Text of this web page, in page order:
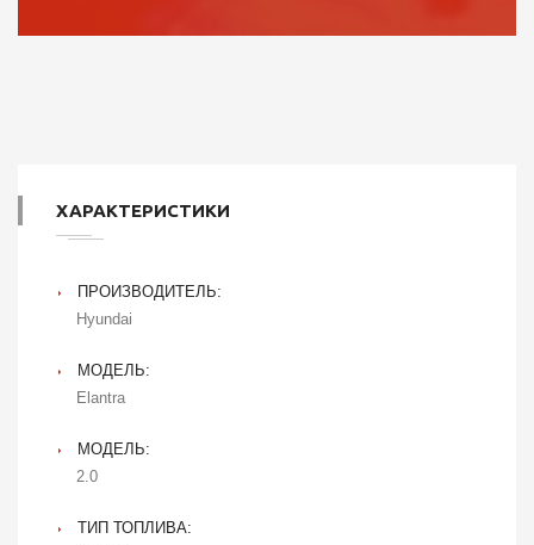
ХАРАКТЕРИСТИКИ
ПРОИЗВОДИТЕЛЬ:
Hyundai
МОДЕЛЬ:
Elantra
МОДЕЛЬ:
2.0
ТИП ТОПЛИВА: